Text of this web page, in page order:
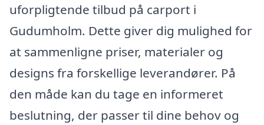
uforpligtende tilbud på carport i
Gudumholm. Dette giver dig mulighed for
at sammenligne priser, materialer og
designs fra forskellige leverandører. På
den måde kan du tage en informeret
beslutning, der passer til dine behov og